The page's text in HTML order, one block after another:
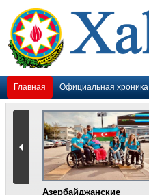
Главная Официальная хроника